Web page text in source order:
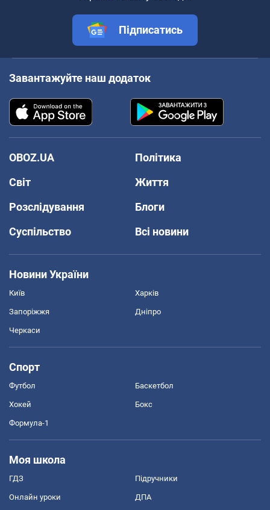
Підписатись
Завантажуйте наш додаток
OBOZ.UA
Політика
Світ
Життя
Розслідування
Блоги
Суспільство
Всі новини
Новини України
Київ Харків
Запоріжжя Дніпро
Черкаси
Спорт
Футбол Баскетбол
Хокей Бокс
Формула-1
Моя школа
ГДЗ Підручники
Онлайн уроки ДПА